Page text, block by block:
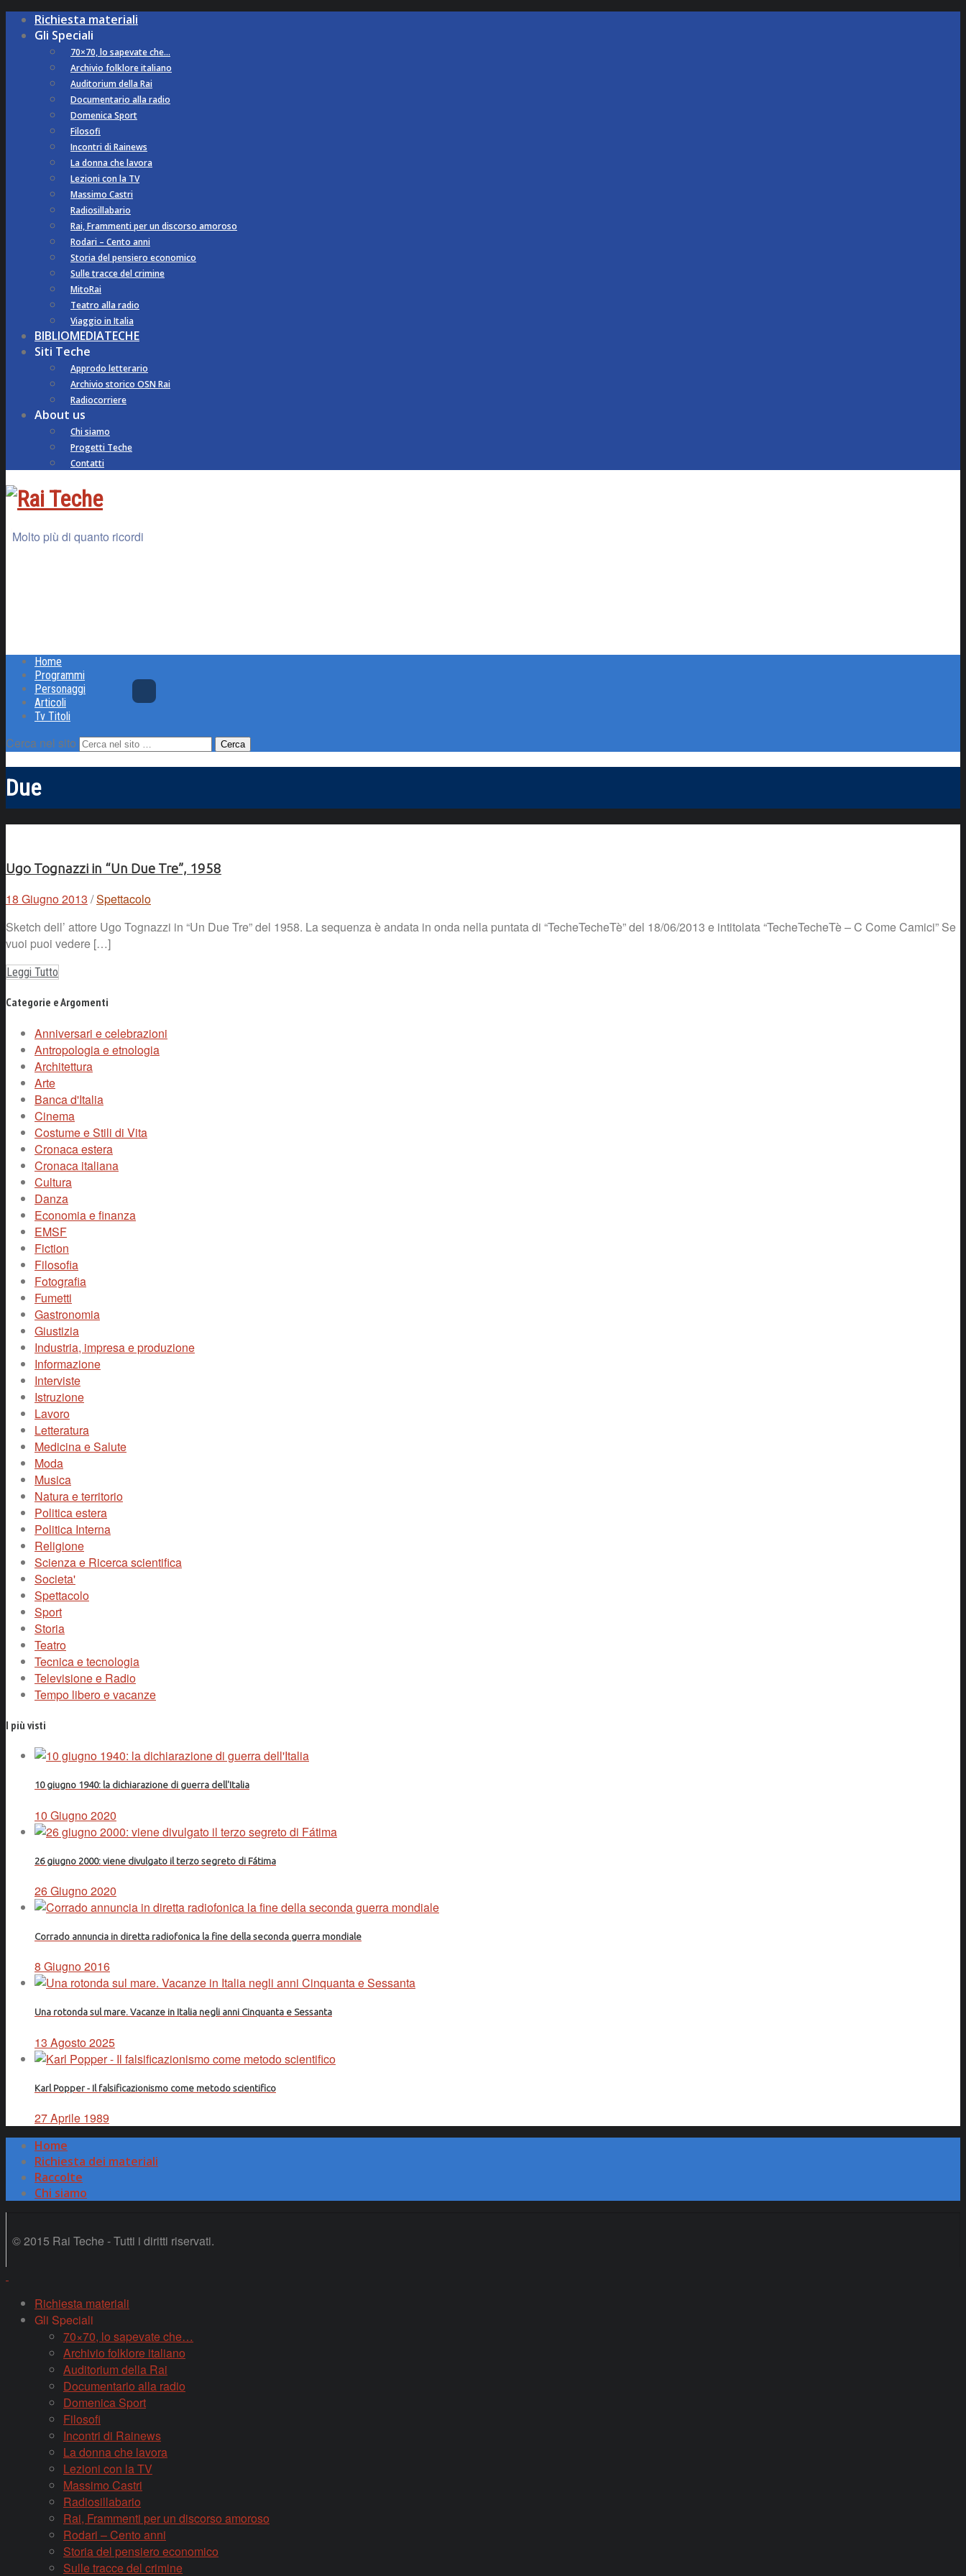
Richiesta materiali
Gli Speciali
70×70, lo sapevate che…
Archivio folklore italiano
Auditorium della Rai
Documentario alla radio
Domenica Sport
Filosofi
Incontri di Rainews
La donna che lavora
Lezioni con la TV
Massimo Castri
Radiosillabario
Rai, Frammenti per un discorso amoroso
Rodari – Cento anni
Storia del pensiero economico
Sulle tracce del crimine
MitoRai
Teatro alla radio
Viaggio in Italia
BIBLIOMEDIATECHE
Siti Teche
Approdo letterario
Archivio storico OSN Rai
Radiocorriere
About us
Chi siamo
Progetti Teche
Contatti
Molto più di quanto ricordi
Home
Programmi
Personaggi
Articoli
Tv Titoli
Cerca nel sito
Due
Ugo Tognazzi in “Un Due Tre”, 1958
18 Giugno 2013 /Spettacolo
Sketch dell’ attore Ugo Tognazzi in “Un Due Tre” del 1958. La sequenza è andata in onda nella puntata di “TecheTecheTè” del 18/06/2013 e intitolata “TecheTecheTè – C Come Camici” Se
vuoi puoi vedere […]
Leggi Tutto
Categorie e Argomenti
Anniversari e celebrazioni
Antropologia e etnologia
Architettura
Arte
Banca d'Italia
Cinema
Costume e Stili di Vita
Cronaca estera
Cronaca italiana
Cultura
Danza
Economia e finanza
EMSF
Fiction
Filosofia
Fotografia
Fumetti
Gastronomia
Giustizia
Industria, impresa e produzione
Informazione
Interviste
Istruzione
Lavoro
Letteratura
Medicina e Salute
Moda
Musica
Natura e territorio
Politica estera
Politica Interna
Religione
Scienza e Ricerca scientifica
Societa'
Spettacolo
Sport
Storia
Teatro
Tecnica e tecnologia
Televisione e Radio
Tempo libero e vacanze
I più visti
10 giugno 1940: la dichiarazione di guerra dell'Italia
10 Giugno 2020
26 giugno 2000: viene divulgato il terzo segreto di Fátima
26 Giugno 2020
Corrado annuncia in diretta radiofonica la fine della seconda guerra mondiale
8 Giugno 2016
Una rotonda sul mare. Vacanze in Italia negli anni Cinquanta e Sessanta
13 Agosto 2025
Karl Popper - Il falsificazionismo come metodo scientifico
27 Aprile 1989
Home
Richiesta dei materiali
Raccolte
Chi siamo
© 2015 Rai Teche - Tutti i diritti riservati.
Richiesta materiali
Gli Speciali
70×70, lo sapevate che…
Archivio folklore italiano
Auditorium della Rai
Documentario alla radio
Domenica Sport
Filosofi
Incontri di Rainews
La donna che lavora
Lezioni con la TV
Massimo Castri
Radiosillabario
Rai, Frammenti per un discorso amoroso
Rodari – Cento anni
Storia del pensiero economico
Sulle tracce del crimine